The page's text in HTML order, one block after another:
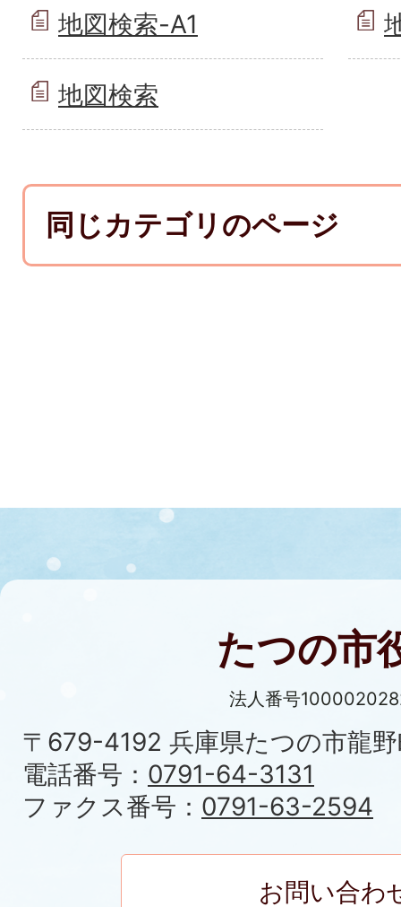
地図検索-A1
地図検索
同じカテゴリのページ
たつの市
法人番号
〒679-4192 兵庫県たつの市龍
電話番号： 0791-64-3131
ファクス番号： 0791-63-2594
お問い合わ